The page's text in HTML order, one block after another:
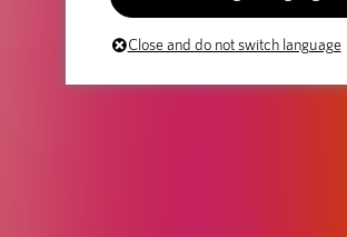
Close and do not switch language